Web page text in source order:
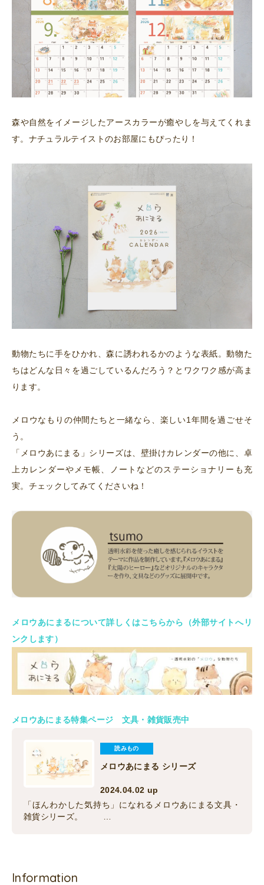
森や自然をイメージしたアースカラーが癒やしを与えてくれま
す。ナチュラルテイストのお部屋にもぴったり！
動物たちに手をひかれ、森に誘われるかのような表紙。動物た
ちはどんな日々を過ごしているんだろう？とワクワク感が高ま
ります。
メロウなもりの仲間たちと一緒なら、楽しい1年間を過ごせそ
う。
「メロウあにまる」シリーズは、壁掛けカレンダーの他に、卓
上カレンダーやメモ帳、ノートなどのステーショナリーも充
実。チェックしてみてくださいね！
メロウあにまるについて詳しくはこちらから（外部サイトへリ
ンクします）
メロウあにまる特集ページ 文具・雑貨販売中
読みもの
メロウあにまる シリーズ
2024.04.02 up
「ほんわかした気持ち」になれるメロウあにまる文具・
雑貨シリーズ。 …
Information